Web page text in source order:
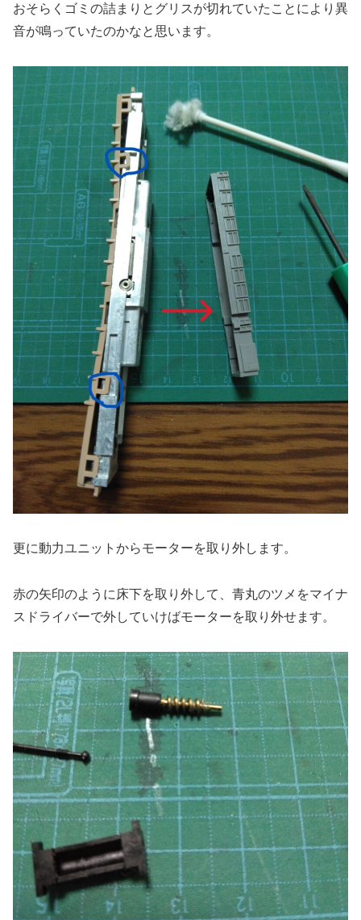
おそらくゴミの詰まりとグリスが切れていたことにより異
音が鳴っていたのかなと思います。
更に動力ユニットからモーターを取り外します。
赤の矢印のように床下を取り外して、青丸のツメをマイナ
スドライバーで外していけばモーターを取り外せます。